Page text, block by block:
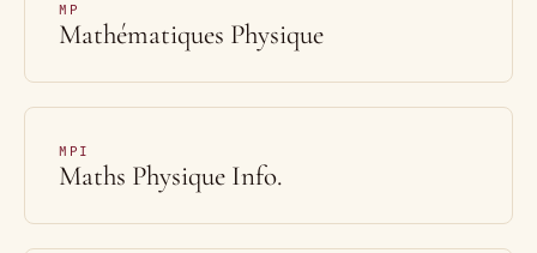
MP
Mathématiques Physique
MPI
Maths Physique Info.